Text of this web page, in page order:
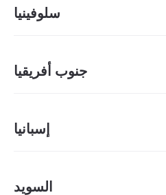
سلوفينيا
جنوب أفريقيا
إسبانيا
السويد